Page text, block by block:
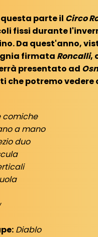
parte il Circo
fissi durante
Da quest'anno,
firmata Roncalli,
presentato ad
che potremo vedere
comiche
a mano
duo
Diablo